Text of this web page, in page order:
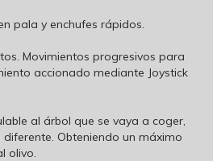
pala y enchufes rápidos.
Movimientos progresivos para
accionado mediante Joystick
al árbol que se vaya a coger,
Obteniendo un máximo
olivo.